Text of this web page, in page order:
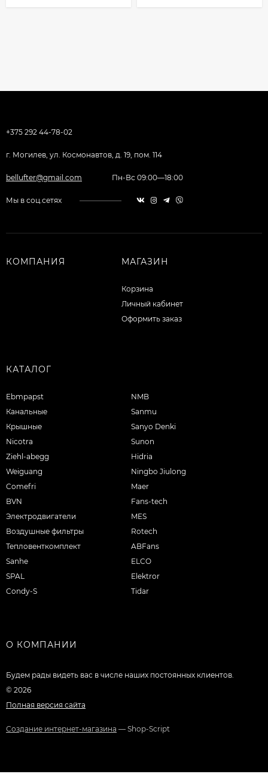
+375 292 44-78-02
г. Могилев, ул. Космонавтов, д. 19, пом. 114
bellufter@gmail.com Пн-Вс 09:00—18:00
Мы в соц.сетях
КОМПАНИЯ МАГАЗИН
Корзина
Личный кабинет
Оформить заказ
КАТАЛОГ
Ebmpapst
Канальные
Крышные
Nicotra
Ziehl-abegg
Weiguang
Comefri
BVN
Электродвигатели
Воздушные фильтры
Тепловенткомплект
Sanhe
SPAL
Condy-S
NMB
Sanmu
Sanyo Denki
Sunon
Hidria
Ningbo Jiulong
Maer
Fans-tech
MES
Rotech
ABFans
ELCO
Elektror
Tidar
О КОМПАНИИ
Будем рады видеть вас в числе наших постоянных клиентов.
© 2026
Полная версия сайта
Создание интернет-магазина — Shop-Script